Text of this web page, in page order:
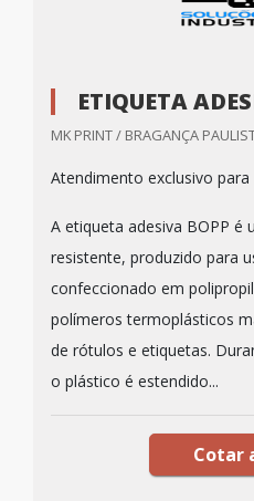
ETIQUETA
MK PRINT / BRAGANÇA
Atendimento exclusivo
A etiqueta adesiva BOPP é
resistente, produzido para
confeccionado em
polímeros termoplásticos
de rótulos e etiquetas.
o plástico é estendido...
Cotar